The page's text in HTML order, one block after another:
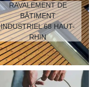
RAVALEMENT DE
BÂTIMENT
INDUSTRIEL 68 HAUT-
RHIN